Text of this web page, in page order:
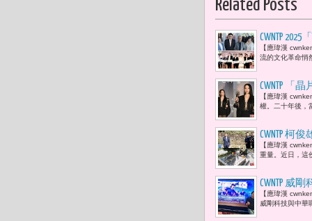
Related Posts
CWNTP
告成立 董
等劇打造
【應瑋漢
流的文化革命悄
CWNTP 「
反思台灣
【應瑋漢
權。二十年後，
CWNTP 柯
徒建銘 :
【應瑋漢
重量。近日，這
CWNTP 威
賢：「當
【應瑋漢
威剛科技與中華